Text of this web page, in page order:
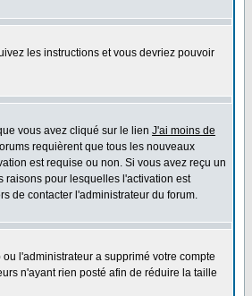
les instructions et vous devriez pouvoir
vous avez cliqué sur le lien J'ai moins de
requièrent que tous les nouveaux
est requise ou non. Si vous avez reçu un
raisons pour lesquelles l'activation est
de contacter l'administrateur du forum.
l'administrateur a supprimé votre compte
n'ayant rien posté afin de réduire la taille